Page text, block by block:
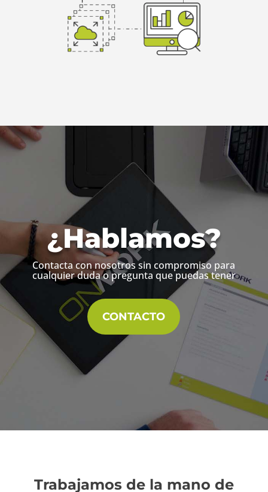
¿Hablamos?
Contacta con nosotros sin compromiso para
cualquier duda o pregunta que puedas tener
CONTACTO
Trabajamos de la mano de